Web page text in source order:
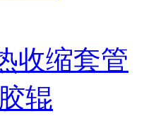
收缩套管
辊